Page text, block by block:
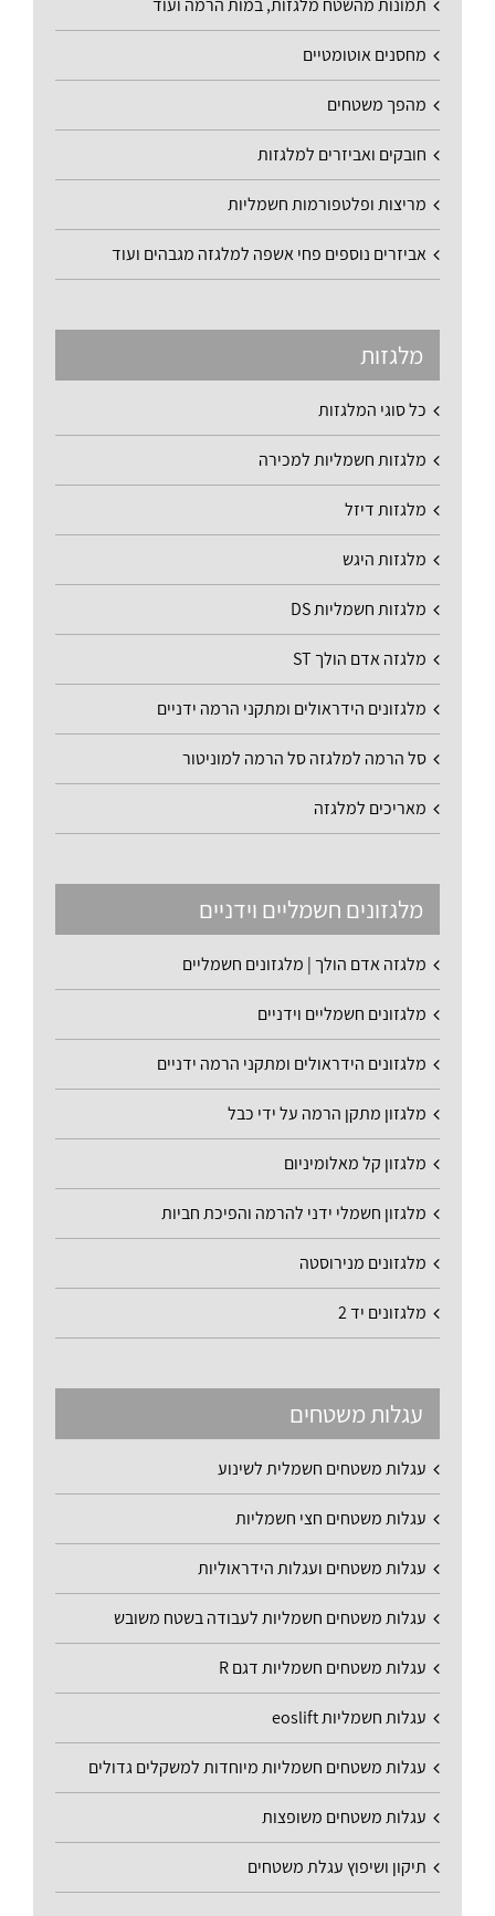
תמונות מהשטח מלגזות, במות הרמה ועוד
מחסנים אוטומטיים
מהפך משטחים
חובקים ואביזרים למלגזות
מריצות ופלטפורמות חשמליות
אביזרים נוספים פחי אשפה למלגזה מגבהים ועוד
מלגזות
כל סוגי המלגזות
מלגזות חשמליות למכירה
מלגזות דיזל
מלגזות היגש
מלגזות חשמליות DS
מלגזה אדם הולך ST
מלגזונים הידראולים ומתקני הרמה ידניים
סל הרמה למלגזה סל הרמה למוניטור
מאריכים למלגזה
מלגזונים חשמליים וידניים
מלגזה אדם הולך | מלגזונים חשמליים
מלגזונים חשמליים וידניים
מלגזונים הידראולים ומתקני הרמה ידניים
מלגזון מתקן הרמה על ידי כבל
מלגזון קל מאלומיניום
מלגזון חשמלי ידני להרמה והפיכת חביות
מלגזונים מנירוסטה
מלגזונים יד 2
עגלות משטחים
עגלות משטחים חשמלית לשינוע
עגלות משטחים חצי חשמליות
עגלות משטחים ועגלות הידראוליות
עגלות משטחים חשמליות לעבודה בשטח משובש
עגלות משטחים חשמליות דגם R
עגלות חשמליות eoslift
עגלות משטחים חשמליות מיוחדות למשקלים גדולים
עגלות משטחים משופצות
תיקון ושיפוץ עגלת משטחים